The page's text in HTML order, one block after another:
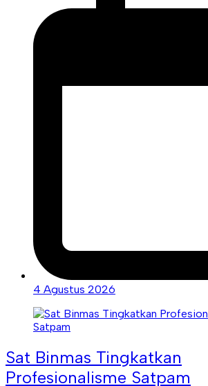
4 Agustus 2026
Sat Binmas Tingkatkan
Profesionalisme Satpam